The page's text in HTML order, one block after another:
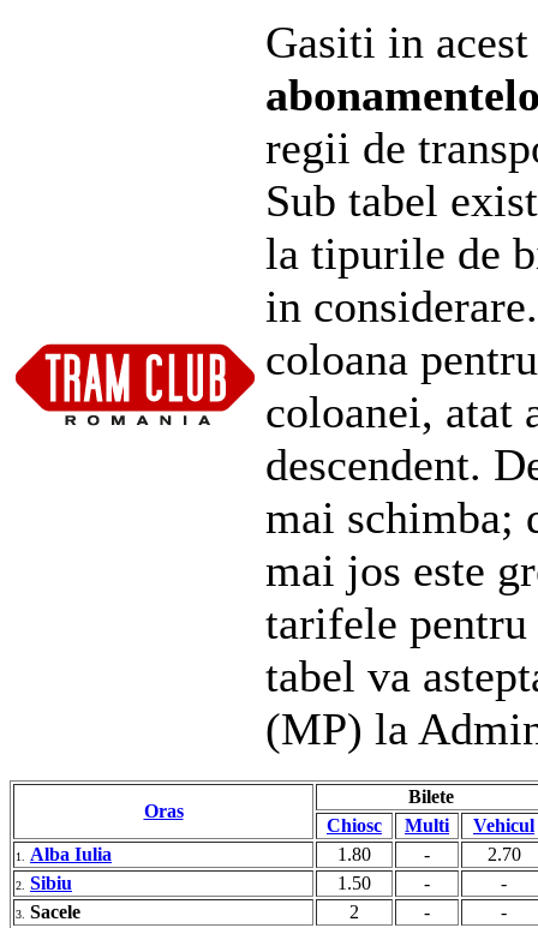
Gasiti in
regii de
Sub tabel
la tipurile de
in
coloana
coloanei, atat
descendent.
mai schimba;
mai jos este
tarifele pentru
tabel va
(MP) la
Oras
Bilete
Chiosc
Multi Vehicul
1. Alba Iulia 1.80 - 2.70
2. Sibiu 1.50 - -
3. Sacele 2 - -